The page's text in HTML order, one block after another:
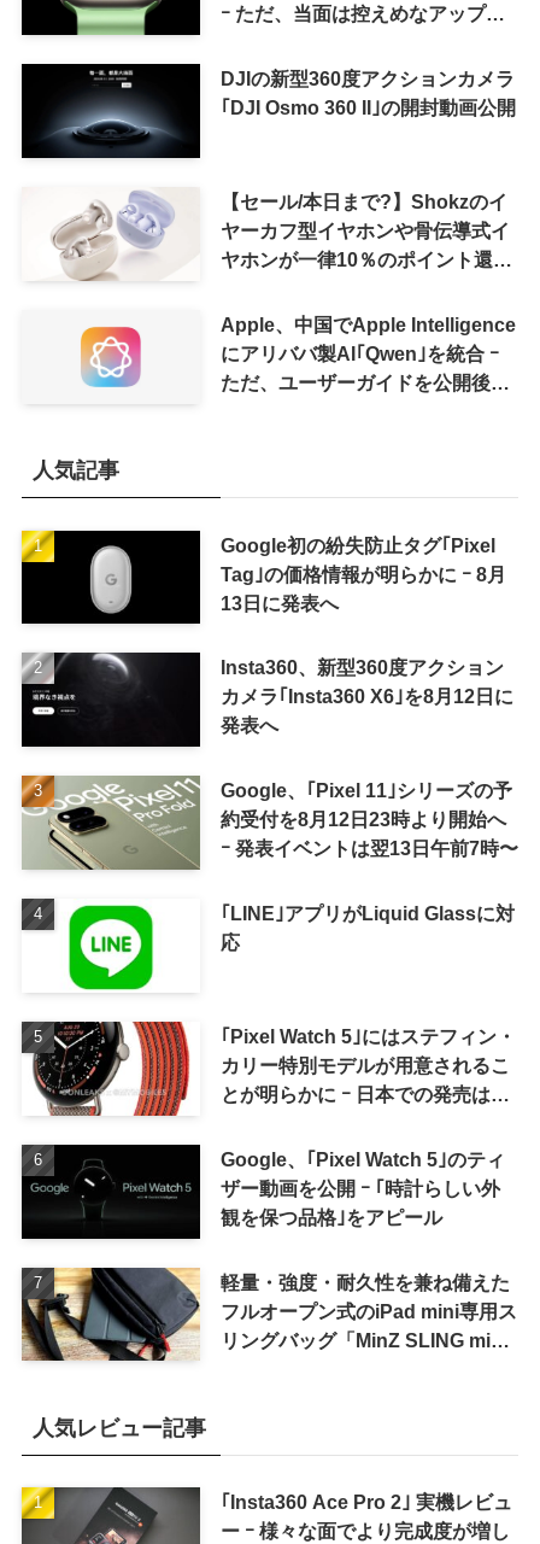
ｰ ただ、当面は控えめなアップグ
DJIの新型360度アクションカメラ
｢DJI Osmo 360 II｣の開封動画公開
【セール/本日まで?】Shokzのイ
ヤーカフ型イヤホンや骨伝導式イ
ヤホンが一律10％のポイント還元
Apple、中国でApple Intelligence
にアリババ製AI｢Qwen｣を統合 ｰ
ただ、ユーザーガイドを公開後に
人気記事
Google初の紛失防止タグ｢Pixel
Tag｣の価格情報が明らかに ｰ 8月
13日に発表へ
Insta360、新型360度アクション
カメラ｢Insta360 X6｣を8月12日に
発表へ
Google、｢Pixel 11｣シリーズの予
約受付を8月12日23時より開始へ
ｰ 発表イベントは翌13日午前7時〜
｢LINE｣アプリがLiquid Glassに対
応
｢Pixel Watch 5｣にはステフィン・
カリー特別モデルが用意されるこ
とが明らかに ｰ 日本での発売は期
Google、｢Pixel Watch 5｣のティ
ザー動画を公開 ｰ ｢時計らしい外
観を保つ品格｣をアピール
軽量・強度・耐久性を兼ね備えた
フルオープン式のiPad mini専用ス
リングバッグ「MinZ SLING mini
人気レビュー記事
｢Insta360 Ace Pro 2｣ 実機レビュ
ー ｰ 様々な面でより完成度が増し